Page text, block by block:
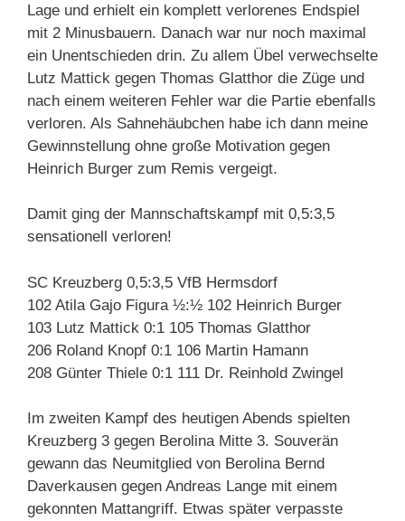
Lage und erhielt ein komplett verlorenes Endspiel
mit 2 Minusbauern. Danach war nur noch maximal
ein Unentschieden drin. Zu allem Übel verwechselte
Lutz Mattick gegen Thomas Glatthor die Züge und
nach einem weiteren Fehler war die Partie ebenfalls
verloren. Als Sahnehäubchen habe ich dann meine
Gewinnstellung ohne große Motivation gegen
Heinrich Burger zum Remis vergeigt.
Damit ging der Mannschaftskampf mit 0,5:3,5
sensationell verloren!
SC Kreuzberg 0,5:3,5 VfB Hermsdorf
102 Atila Gajo Figura ½:½ 102 Heinrich Burger
103 Lutz Mattick 0:1 105 Thomas Glatthor
206 Roland Knopf 0:1 106 Martin Hamann
208 Günter Thiele 0:1 111 Dr. Reinhold Zwingel
Im zweiten Kampf des heutigen Abends spielten
Kreuzberg 3 gegen Berolina Mitte 3. Souverän
gewann das Neumitglied von Berolina Bernd
Daverkausen gegen Andreas Lange mit einem
gekonnten Mattangriff. Etwas später verpasste